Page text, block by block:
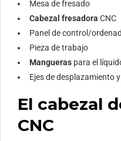
Mesa de fresado
Cabezal fresadora CNC
Panel de control/
Pieza de trabajo
Mangueras para el
Ejes de desplazamiento y
El cabezal
CNC